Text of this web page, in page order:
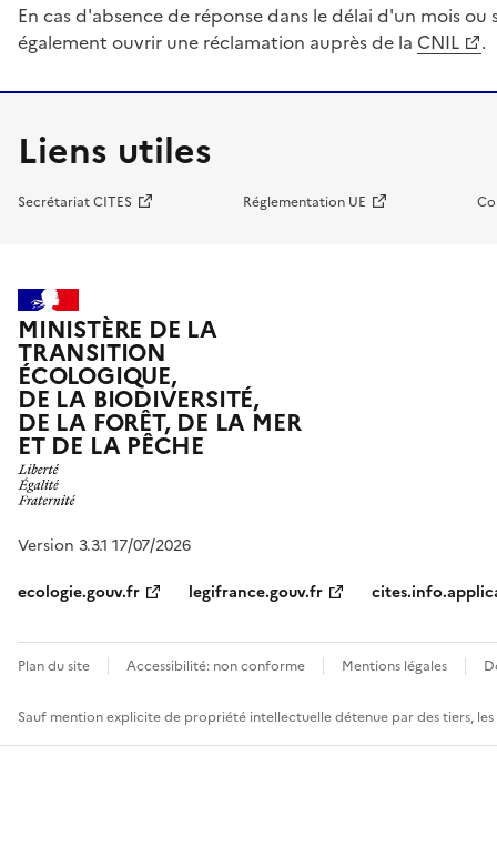
En cas d'absence de réponse dans le délai d'un mois
également ouvrir une réclamation auprès de la CNIL .
Liens utiles
Secrétariat CITES Réglementation UE
MINISTÈRE DE LA
TRANSITION
ÉCOLOGIQUE,
DE LA BIODIVERSITÉ,
DE LA FORÊT, DE LA MER
ET DE LA PÊCHE
Version 3.3.1 17/07/2026
ecologie.gouv.fr
legifrance.gouv.fr
Plan du site Accessibilité: non conforme Mentions légales
Sauf mention explicite de propriété intellectuelle détenue par des tiers,